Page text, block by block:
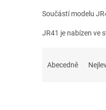
Součástí modelu
JR41 je nabízen ve
Abecedně